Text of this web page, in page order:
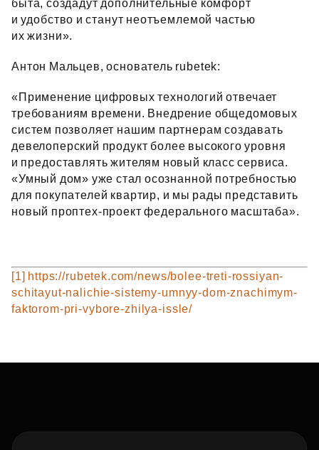
быта, создадут дополнительные комфорт
и удобство и станут неотъемлемой частью
их жизни».
Антон Мальцев, основатель rubetek:
«Применение цифровых технологий отвечает
требованиям времени. Внедрение общедомовых
систем позволяет нашим партнерам создавать
девелоперский продукт более высокого уровня
и предоставлять жителям новый класс сервиса.
«Умный дом» уже стал осознанной потребностью
для покупателей квартир, и мы рады представить
новый проптех‑проект федерального масштаба».
[1] https://rubetek.com/news/bolee-treti-rossiyan-
schitayut-nalichie-sistemy-umnyy-dom-znachimym-
faktorom-pri-vybore-zhilya-issle/